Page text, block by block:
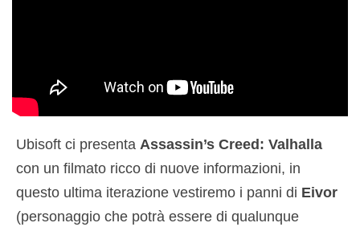
Ubisoft ci presenta Assassin’s Creed: Valhalla
con un filmato ricco di nuove informazioni, in
questo ultima iterazione vestiremo i panni di Eivor
(personaggio che potrà essere di qualunque